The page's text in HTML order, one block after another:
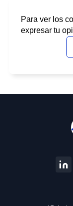
Para ver los
expresar tu